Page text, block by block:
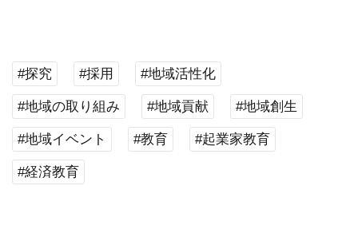
#探究 #採用 #地域活性化
#地域の取り組み #地域貢献 #地域創生
#地域イベント #教育 #起業家教育
#経済教育